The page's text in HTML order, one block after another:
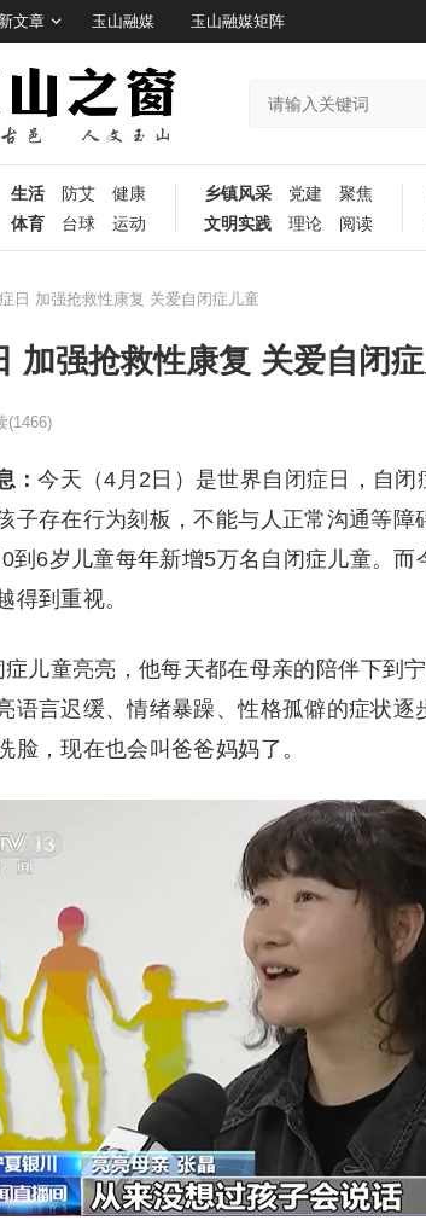
文章 玉山融媒 玉山融媒矩阵
生活 防艾
健康
体育
台球 运动
乡镇风采 党建
聚焦
文明实践
理论 阅读
日 加强抢救性康复 关爱自闭症儿童
加强抢救性康复 关爱自闭
(1466)
：今天（4月2日）是世界自闭症日，自
子存在行为刻板，不能与人正常沟通等障
到6岁儿童每年新增5万名自闭症儿童。
得到重视。
童亮亮，他每天都在母亲的陪伴下到宁
语言迟缓、情绪暴躁、性格孤僻的症状
脸，现在也会叫爸爸妈妈了。